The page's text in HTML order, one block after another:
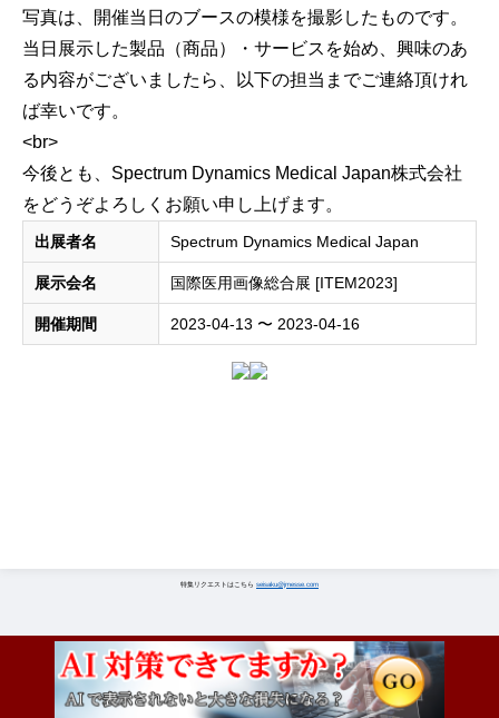
写真は、開催当日のブースの模様を撮影したものです。
当日展示した製品（商品）・サービスを始め、興味のあ
る内容がございましたら、以下の担当までご連絡頂けれ
ば幸いです。
<br>
今後とも、Spectrum Dynamics Medical Japan株式会社
をどうぞよろしくお願い申し上げます。
出展者名 Spectrum Dynamics Medical Japan
展示会名 国際医用画像総合展 [ITEM2023]
開催期間 2023-04-13 〜 2023-04-16
特集リクエストはこちら seisaku@jmesse.com